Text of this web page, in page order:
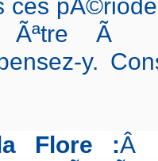
ces
Ãªtre Ã
y.
Flore :